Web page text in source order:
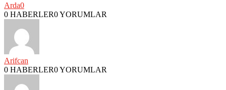
Arda0
0 HABERLER0 YORUMLAR
Arifcan
0 HABERLER0 YORUMLAR